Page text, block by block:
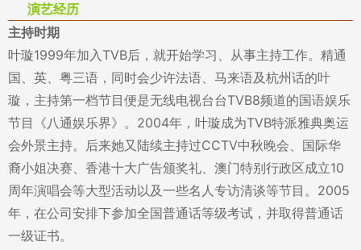
演艺经历
主持时期
叶璇1999年加入TVB后，就开始学习、从事主持工作。精通
国、英、粤三语，同时会少许法语、马来语及杭州话的叶
璇，主持第一档节目便是无线电视台台TVB8频道的国语娱乐
节目《八通娱乐界》。2004年，叶璇成为TVB特派雅典奥运
会外景主持。后来她又陆续主持过CCTV中秋晚会、国际华
裔小姐决赛、香港十大广告颁奖礼、澳门特别行政区成立10
周年演唱会等大型活动以及一些名人专访清谈等节目。2005
年，在公司安排下参加全国普通话等级考试，并取得普通话
一级证书。